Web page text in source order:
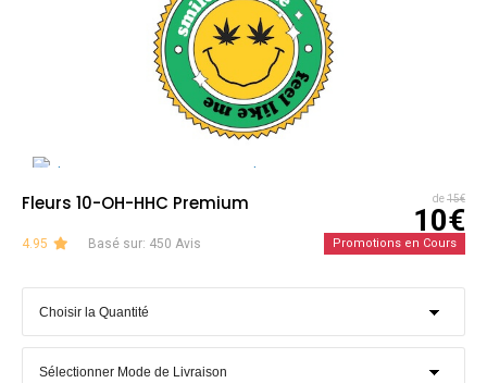
Fleurs 10-OH-HHC Premium de15€
10€
4.95 Basé sur: 450 Avis Promotions en Cours